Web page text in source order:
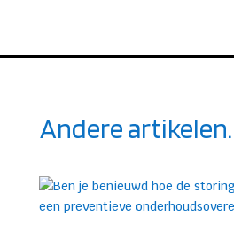
Andere artikelen.